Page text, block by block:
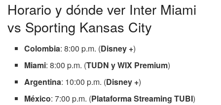
Horario y dónde ver Inter Miami
vs Sporting Kansas City
Colombia: 8:00 p.m. (Disney +)
Miami: 8:00 p.m. (TUDN y WIX Premium)
Argentina: 10:00 p.m. (Disney +)
México: 7:00 p.m. (Plataforma Streaming TUBI)